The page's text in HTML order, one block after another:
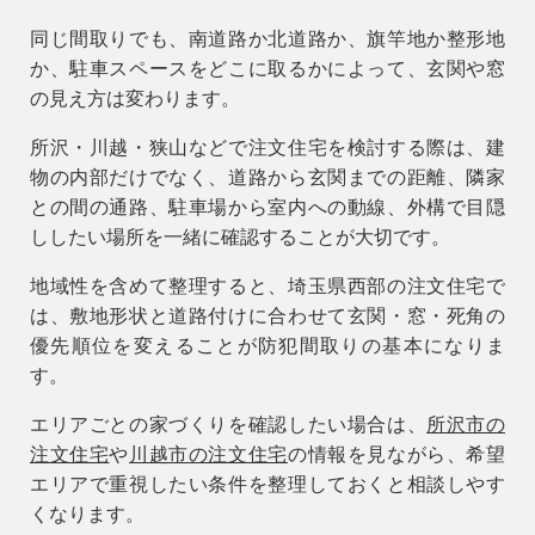
同じ間取りでも、南道路か北道路か、旗竿地か整形地
か、駐車スペースをどこに取るかによって、玄関や窓
の見え方は変わります。
所沢・川越・狭山などで注文住宅を検討する際は、建
物の内部だけでなく、道路から玄関までの距離、隣家
との間の通路、駐車場から室内への動線、外構で目隠
ししたい場所を一緒に確認することが大切です。
地域性を含めて整理すると、埼玉県西部の注文住宅で
は、敷地形状と道路付けに合わせて玄関・窓・死角の
優先順位を変えることが防犯間取りの基本になりま
す。
エリアごとの家づくりを確認したい場合は、
所沢市の
注文住宅や 川越市の注文住宅の情報を見ながら、希望
エリアで重視したい条件を整理しておくと相談しやす
くなります。